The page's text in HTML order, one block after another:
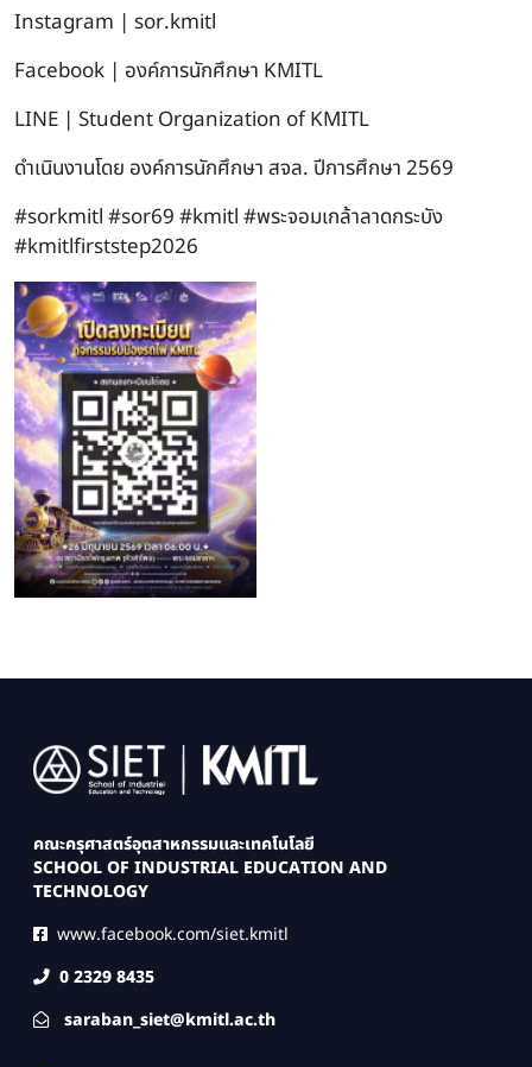
Instagram | sor.kmitl
Facebook | องค์การนักศึกษา KMITL
LINE | Student Organization of KMITL
ดำเนินงานโดย องค์การนักศึกษา สจล. ปีการศึกษา 2569
#sorkmitl#sor69#kmitl#พระจอมเกล้าลาดกระบัง
#kmitlfirststep2026
Image
คณะครุศาสตร์อุตสาหกรรมและเทคโนโลยี
SCHOOL OF INDUSTRIAL EDUCATION AND
TECHNOLOGY
www.facebook.com/siet.kmitl
0 2329 8435
saraban_siet@kmitl.ac.th